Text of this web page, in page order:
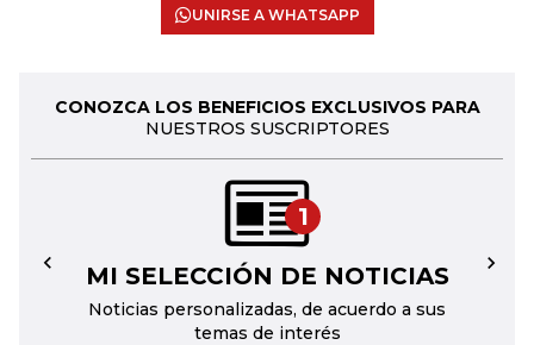
UNIRSE A WHATSAPP
CONOZCA LOS BENEFICIOS EXCLUSIVOS PARA
NUESTROS SUSCRIPTORES
1
MI SELECCIÓN DE NOTICIAS
Noticias personalizadas, de acuerdo a sus
temas de interés
← →